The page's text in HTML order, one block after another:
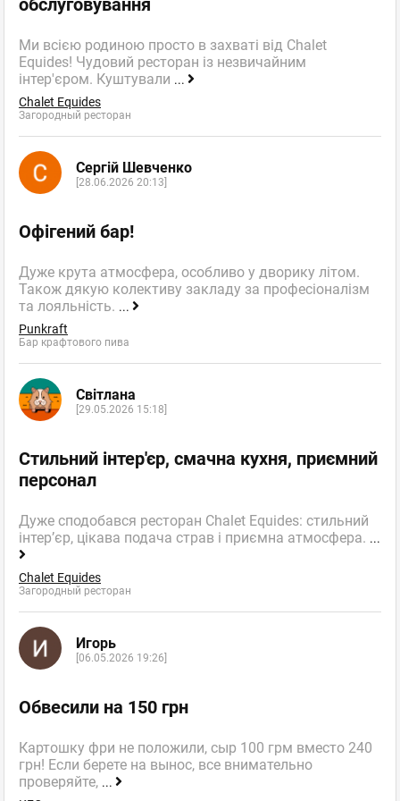
пнншн
Недавно была в заведение Волконский в гольф-клубе на
Оболони.
Таких вкусных пирожков с шололадом и миндалаем я еще не
Волконский
Французская булочная-
кондитерская
пр. Героев Сталинграда, 10д (Киевский
Гость
А какая потрясающая живопись
Все просто отлично, а какая живопись художника
Корецкого, очень приятно!
кондитерская
пожаловаться
ответить
facebook
natulya
16.04.2011 17:36
все плохо
Все плохо и не вкусно!!!!
обслуговування
Ми всією родиною просто в захваті від Chalet
Equides! Чудовий ресторан із незвичайним
інтер'єром. Куштували ...
Chalet Equides
Загородный ресторан
Сергій Шевченко
[28.06.2026 20:13]
Офігений бар!
Дуже крута атмосфера, особливо у дворику літом.
Також дякую колективу закладу за професіоналізм
та лояльність. ...
Punkraft
Бар крафтового пива
Світлана
[29.05.2026 15:18]
Стильний інтер'єр, смачна кухня, приємний
персонал
Дуже сподобався ресторан Chalet Equides: стильний
інтер’єр, цікава подача страв і приємна атмосфера. ...
Chalet Equides
Загородный ресторан
Игорь
[06.05.2026 19:26]
Обвесили на 150 грн
Картошку фри не положили, сыр 100 грм вместо 240
грн! Если берете на вынос, все внимательно
проверяйте, ...